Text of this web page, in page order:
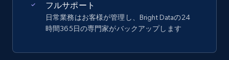
フルサポート
日常業務はお客様が管理し、Bright Dataの24
時間365日の専門家がバックアップします